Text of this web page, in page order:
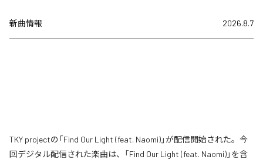
新曲情報 2026.8.7
TKY projectの「Find Our Light (feat. Naomi)」が配信開始された。今
回デジタル配信された楽曲は、「Find Our Light (feat. Naomi)」を含